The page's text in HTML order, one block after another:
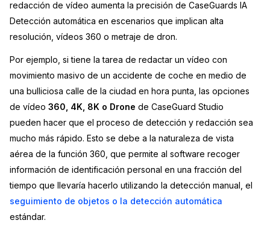
redacción de vídeo aumenta la precisión de CaseGuards IA
Detección automática en escenarios que implican alta
resolución, vídeos 360 o metraje de dron.
Por ejemplo, si tiene la tarea de redactar un vídeo con
movimiento masivo de un accidente de coche en medio de
una bulliciosa calle de la ciudad en hora punta, las opciones
de vídeo 360, 4K, 8K o Drone de CaseGuard Studio
pueden hacer que el proceso de detección y redacción sea
mucho más rápido. Esto se debe a la naturaleza de vista
aérea de la función 360, que permite al software recoger
información de identificación personal en una fracción del
tiempo que llevaría hacerlo utilizando la detección manual, el
seguimiento de objetos o la detección automática
estándar.